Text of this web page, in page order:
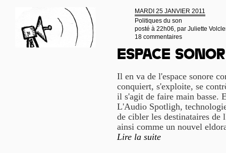
MARDI 25 JANVIER 2011
Politiques du son
posté à 22h06, par Juliette
18 commentaires
Espace
Il en va de l'espace sonore
conquiert, s'exploite, se
il s'agit de faire main basse.
L'Audio Spotligh,
de cibler les destinataires de
ainsi comme un nouvel
Lire la suite